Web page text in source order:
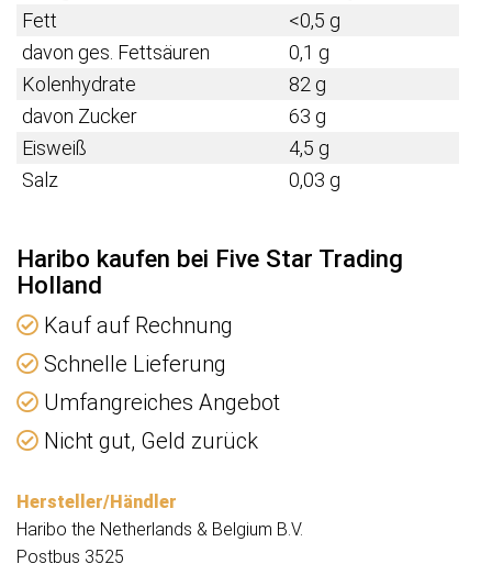
Fett
<0,5 g
davon ges. Fettsäuren
0,1 g
Kolenhydrate
82 g
davon Zucker
63 g
Eisweiß
4,5 g
Salz
0,03 g
Haribo kaufen bei Five Star Trading
Holland
Kauf auf Rechnung
Schnelle Lieferung
Umfangreiches Angebot
Nicht gut, Geld zurück
Hersteller/Händler
Haribo the Netherlands & Belgium B.V.
Postbus 3525